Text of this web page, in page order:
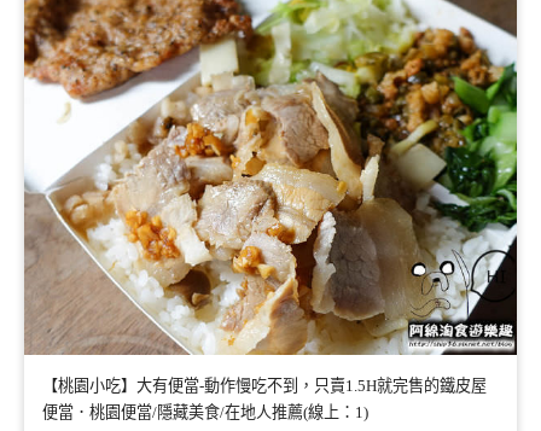
【桃園小吃】大有便當-動作慢吃不到，只賣1.5H就完售的鐵皮屋
便當．桃園便當/隱藏美食/在地人推薦(線上：1)